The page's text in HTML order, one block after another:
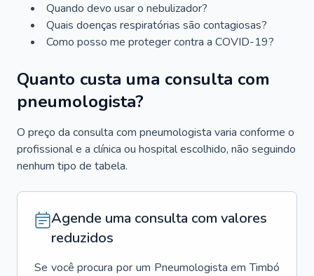
Quando devo usar o nebulizador?
Quais doenças respiratórias são contagiosas?
Como posso me proteger contra a COVID-19?
Quanto custa uma consulta com
pneumologista?
O preço da consulta com pneumologista varia conforme o
profissional e a clínica ou hospital escolhido, não seguindo
nenhum tipo de tabela.
Agende uma consulta com valores
reduzidos
Se você procura por um Pneumologista em Timbó